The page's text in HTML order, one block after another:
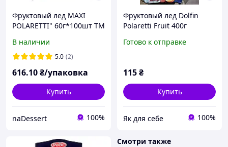
Фруктовый лед MAXI
POLARETTI" 60г*100шт ТМ
В наличии
5.0 (2)
616.10₴/упаковка
Купить
naDessert 100%
Фруктовый лед Dolfin
Polaretti Fruit 400г
мороженое с соком,
Готово к отправке
115₴
Купить
Як для себе 100%
Смотри также